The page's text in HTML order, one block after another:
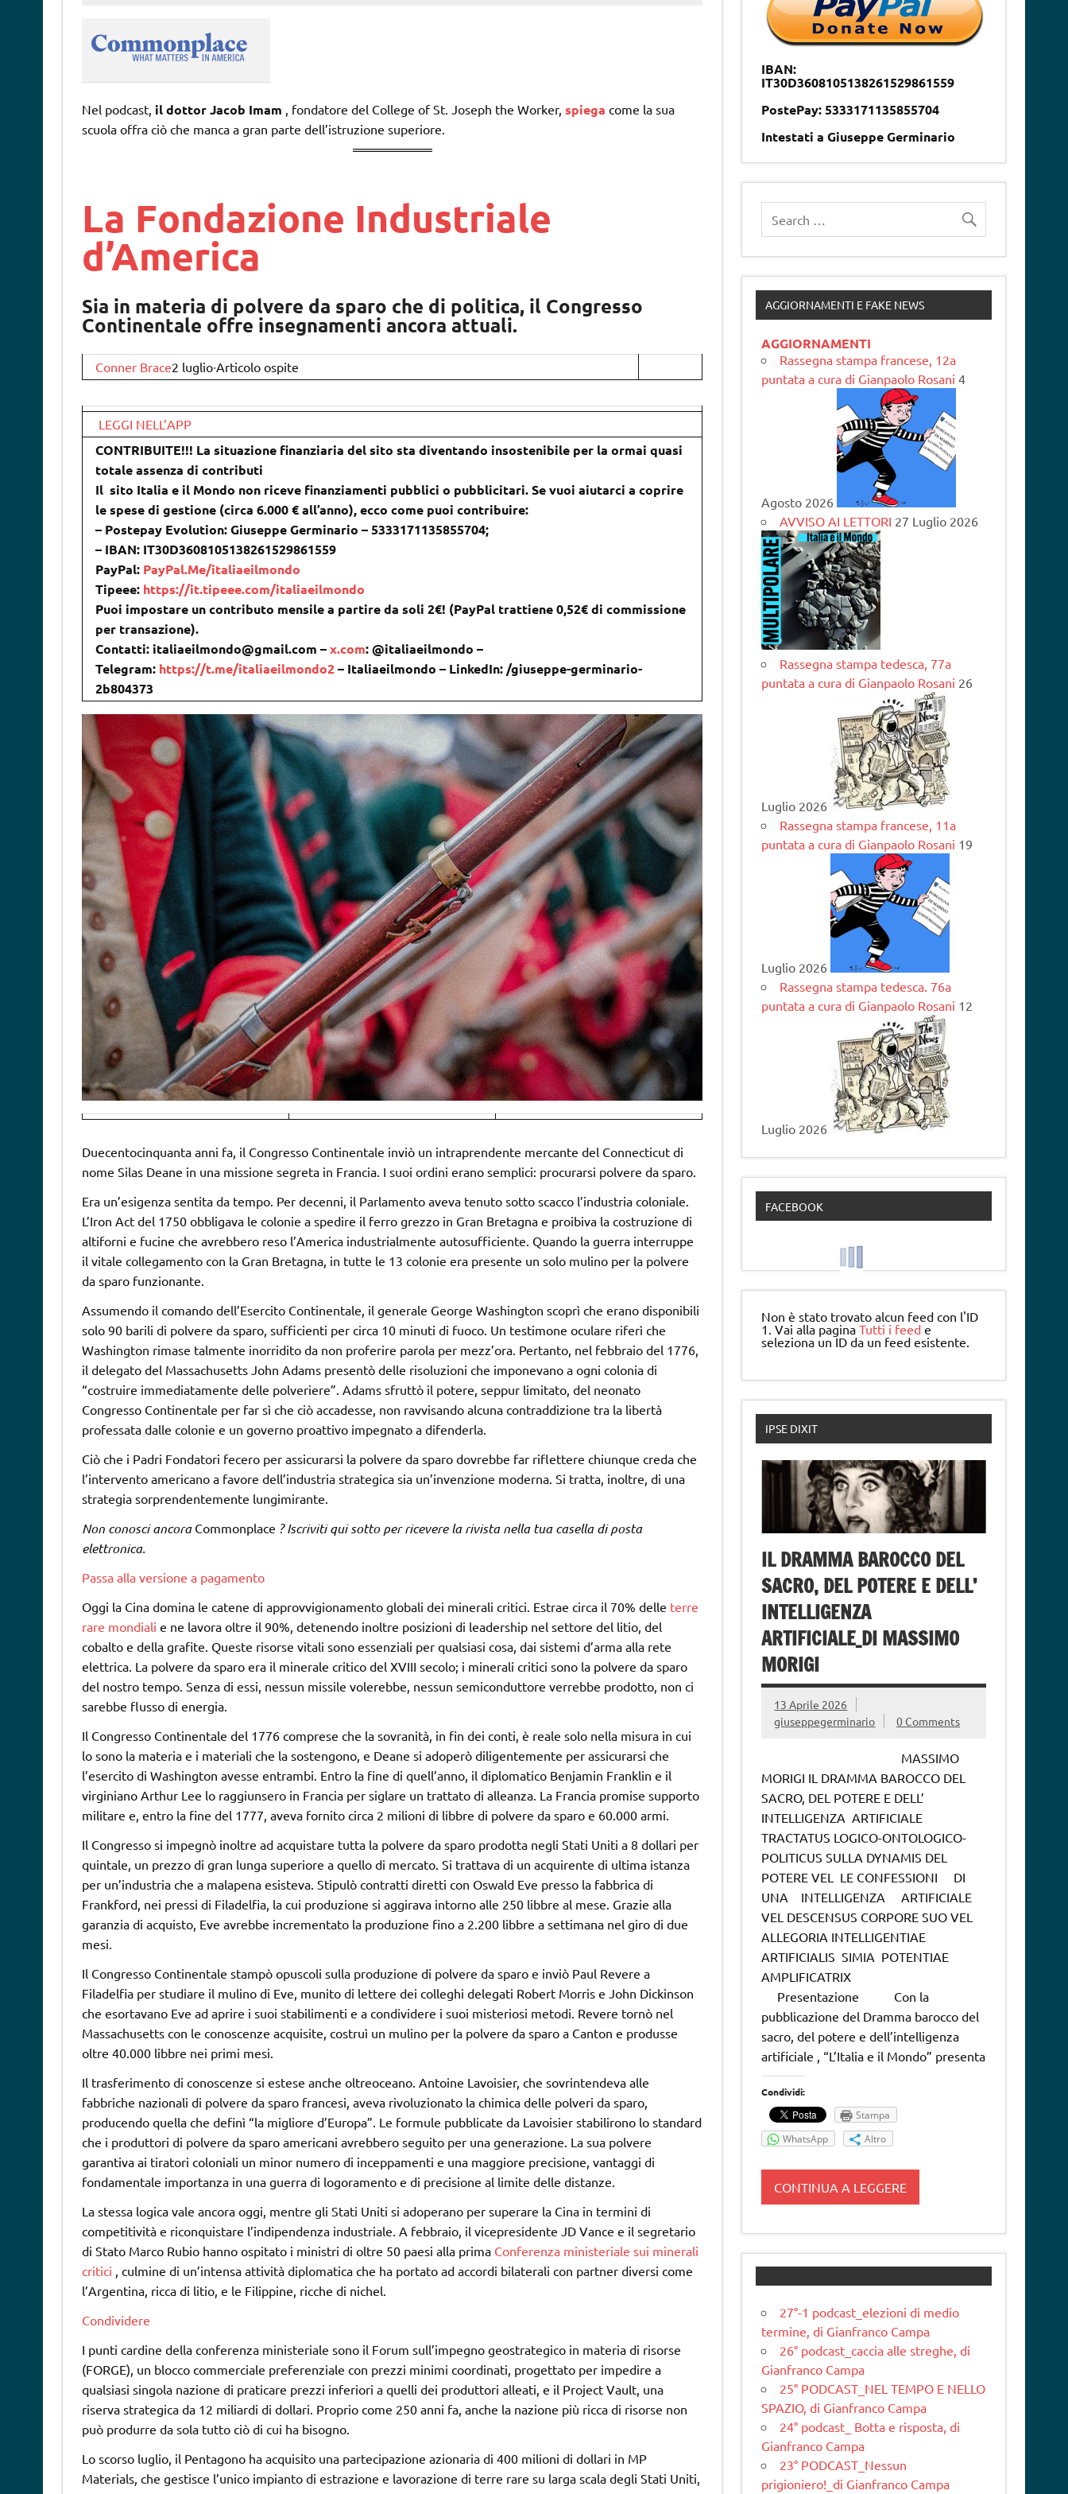
Nel podcast, il dottor Jacob Imam , fondatore del College of St. Joseph the Worker, spiega come la sua
scuola offra ciò che manca a gran parte dell’istruzione superiore.
La Fondazione Industriale
d’America
Sia in materia di polvere da sparo che di politica, il Congresso
Continentale offre insegnamenti ancora attuali.
Conner Brace2 luglio∙Articolo ospite
LEGGI NELL’APP
CONTRIBUITE!!! La situazione finanziaria del sito sta diventando insostenibile per la ormai quasi
totale assenza di contributi
Il sito Italia e il Mondo non riceve finanziamenti pubblici o pubblicitari. Se vuoi aiutarci a coprire
le spese di gestione (circa 6.000 € all’anno), ecco come puoi contribuire:
– Postepay Evolution: Giuseppe Germinario – 5333171135855704;
– IBAN: IT30D3608105138261529861559
PayPal: PayPal.Me/italiaeilmondo
Tipeee: https://it.tipeee.com/italiaeilmondo
Puoi impostare un contributo mensile a partire da soli 2€! (PayPal trattiene 0,52€ di commissione
per transazione).
Contatti: italiaeilmondo@gmail.com –x.com: @italiaeilmondo –
Telegram: https://t.me/italiaeilmondo2– Italiaeilmondo – LinkedIn: /giuseppe-germinario-
2b804373
Duecentocinquanta anni fa, il Congresso Continentale inviò un intraprendente mercante del Connecticut di
nome Silas Deane in una missione segreta in Francia. I suoi ordini erano semplici: procurarsi polvere da sparo.
Era un’esigenza sentita da tempo. Per decenni, il Parlamento aveva tenuto sotto scacco l’industria coloniale.
L’Iron Act del 1750 obbligava le colonie a spedire il ferro grezzo in Gran Bretagna e proibiva la costruzione di
altiforni e fucine che avrebbero reso l’America industrialmente autosufficiente. Quando la guerra interruppe
il vitale collegamento con la Gran Bretagna, in tutte le 13 colonie era presente un solo mulino per la polvere
da sparo funzionante.
Assumendo il comando dell’Esercito Continentale, il generale George Washington scoprì che erano disponibili
solo 90 barili di polvere da sparo, sufficienti per circa 10 minuti di fuoco. Un testimone oculare riferì che
Washington rimase talmente inorridito da non proferire parola per mezz’ora. Pertanto, nel febbraio del 1776,
il delegato del Massachusetts John Adams presentò delle risoluzioni che imponevano a ogni colonia di
“costruire immediatamente delle polveriere”. Adams sfruttò il potere, seppur limitato, del neonato
Congresso Continentale per far sì che ciò accadesse, non ravvisando alcuna contraddizione tra la libertà
professata dalle colonie e un governo proattivo impegnato a difenderla.
Ciò che i Padri Fondatori fecero per assicurarsi la polvere da sparo dovrebbe far riflettere chiunque creda che
l’intervento americano a favore dell’industria strategica sia un’invenzione moderna. Si tratta, inoltre, di una
strategia sorprendentemente lungimirante.
Non conosci ancoraCommonplace ? Iscriviti qui sotto per ricevere la rivista nella tua casella di posta
elettronica.
Passa alla versione a pagamento
Oggi la Cina domina le catene di approvvigionamento globali dei minerali critici. Estrae circa il 70% delle terre
rare mondiali e ne lavora oltre il 90%, detenendo inoltre posizioni di leadership nel settore del litio, del
cobalto e della grafite. Queste risorse vitali sono essenziali per qualsiasi cosa, dai sistemi d’arma alla rete
elettrica. La polvere da sparo era il minerale critico del XVIII secolo; i minerali critici sono la polvere da sparo
del nostro tempo. Senza di essi, nessun missile volerebbe, nessun semiconduttore verrebbe prodotto, non ci
sarebbe flusso di energia.
Il Congresso Continentale del 1776 comprese che la sovranità, in fin dei conti, è reale solo nella misura in cui
lo sono la materia e i materiali che la sostengono, e Deane si adoperò diligentemente per assicurarsi che
l’esercito di Washington avesse entrambi. Entro la fine di quell’anno, il diplomatico Benjamin Franklin e il
virginiano Arthur Lee lo raggiunsero in Francia per siglare un trattato di alleanza. La Francia promise supporto
militare e, entro la fine del 1777, aveva fornito circa 2 milioni di libbre di polvere da sparo e 60.000 armi.
Il Congresso si impegnò inoltre ad acquistare tutta la polvere da sparo prodotta negli Stati Uniti a 8 dollari per
quintale, un prezzo di gran lunga superiore a quello di mercato. Si trattava di un acquirente di ultima istanza
per un’industria che a malapena esisteva. Stipulò contratti diretti con Oswald Eve presso la fabbrica di
Frankford, nei pressi di Filadelfia, la cui produzione si aggirava intorno alle 250 libbre al mese. Grazie alla
garanzia di acquisto, Eve avrebbe incrementato la produzione fino a 2.200 libbre a settimana nel giro di due
mesi.
Il Congresso Continentale stampò opuscoli sulla produzione di polvere da sparo e inviò Paul Revere a
Filadelfia per studiare il mulino di Eve, munito di lettere dei colleghi delegati Robert Morris e John Dickinson
che esortavano Eve ad aprire i suoi stabilimenti e a condividere i suoi misteriosi metodi. Revere tornò nel
Massachusetts con le conoscenze acquisite, costruì un mulino per la polvere da sparo a Canton e produsse
oltre 40.000 libbre nei primi mesi.
Il trasferimento di conoscenze si estese anche oltreoceano. Antoine Lavoisier, che sovrintendeva alle
fabbriche nazionali di polvere da sparo francesi, aveva rivoluzionato la chimica delle polveri da sparo,
producendo quella che definì “la migliore d’Europa”. Le formule pubblicate da Lavoisier stabilirono lo standard
che i produttori di polvere da sparo americani avrebbero seguito per una generazione. La sua polvere
garantiva ai tiratori coloniali un minor numero di inceppamenti e una maggiore precisione, vantaggi di
fondamentale importanza in una guerra di logoramento e di precisione al limite delle distanze.
La stessa logica vale ancora oggi, mentre gli Stati Uniti si adoperano per superare la Cina in termini di
competitività e riconquistare l’indipendenza industriale. A febbraio, il vicepresidente JD Vance e il segretario
di Stato Marco Rubio hanno ospitato i ministri di oltre 50 paesi alla prima Conferenza ministeriale sui minerali
critici , culmine di un’intensa attività diplomatica che ha portato ad accordi bilaterali con partner diversi come
l’Argentina, ricca di litio, e le Filippine, ricche di nichel.
Condividere
I punti cardine della conferenza ministeriale sono il Forum sull’impegno geostrategico in materia di risorse
(FORGE), un blocco commerciale preferenziale con prezzi minimi coordinati, progettato per impedire a
qualsiasi singola nazione di praticare prezzi inferiori a quelli dei produttori alleati, e il Project Vault, una
riserva strategica da 12 miliardi di dollari. Proprio come 250 anni fa, anche la nazione più ricca di risorse non
può produrre da sola tutto ciò di cui ha bisogno.
Lo scorso luglio, il Pentagono ha acquisito una partecipazione azionaria di 400 milioni di dollari in MP
Materials, che gestisce l’unico impianto di estrazione e lavorazione di terre rare su larga scala degli Stati Uniti,
IBAN:
IT30D3608105138261529861559
PostePay: 5333171135855704
Intestati a Giuseppe Germinario
AGGIORNAMENTI E FAKE NEWS
AGGIORNAMENTI
Rassegna stampa francese, 12a
puntata a cura di Gianpaolo Rosani 4
Agosto 2026
AVVISO AI LETTORI 27 Luglio 2026
Rassegna stampa tedesca, 77a
puntata a cura di Gianpaolo Rosani 26
Luglio 2026
Rassegna stampa francese, 11a
puntata a cura di Gianpaolo Rosani 19
Luglio 2026
Rassegna stampa tedesca. 76a
puntata a cura di Gianpaolo Rosani 12
Luglio 2026
FACEBOOK
Non è stato trovato alcun feed con l'ID
1. Vai alla paginaTutti i feed e
seleziona un ID da un feed esistente.
IPSE DIXIT
IL DRAMMA BAROCCO DEL
SACRO, DEL POTERE E DELL’
INTELLIGENZA
ARTIFICIALE_DI MASSIMO
MORIGI
13 Aprile 2026
giuseppegerminario
0 Comments
MASSIMO
MORIGI IL DRAMMA BAROCCO DEL
SACRO, DEL POTERE E DELL’
INTELLIGENZA ARTIFICIALE
TRACTATUS LOGICO-ONTOLOGICO-
POLITICUS SULLA DYNAMIS DEL
POTERE VEL LE CONFESSIONI DI
UNA INTELLIGENZA ARTIFICIALE
VEL DESCENSUS CORPORE SUO VEL
ALLEGORIA INTELLIGENTIAE
ARTIFICIALIS SIMIA POTENTIAE
AMPLIFICATRIX
Presentazione Con la
pubblicazione del Dramma barocco del
sacro, del potere e dell’intelligenza
artificiale , “L’Italia e il Mondo” presenta
Condividi:
Stampa
WhatsApp
Altro
CONTINUA A LEGGERE
27°-1 podcast_elezioni di medio
termine, di Gianfranco Campa
26° podcast_caccia alle streghe, di
Gianfranco Campa
25° PODCAST_NEL TEMPO E NELLO
SPAZIO, di Gianfranco Campa
24° podcast_ Botta e risposta, di
Gianfranco Campa
23° PODCAST_Nessun
prigioniero!_di Gianfranco Campa